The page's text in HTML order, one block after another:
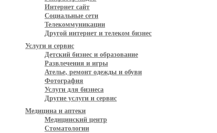
Интернет сайт
Социальные сети
Телекоммуникации
Другой интернет и телеком бизнес
Услуги и сервис
Детский бизнес и образование
Развлечения и игры
Ателье, ремонт одежды и обуви
Фотография
Услуги для бизнеса
Другие услуги и сервис
Медицина и аптеки
Медицинский центр
Стоматологии